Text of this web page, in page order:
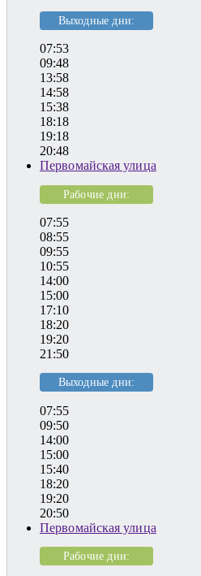
Выходные дни:
07:53
09:48
13:58
14:58
15:38
18:18
19:18
20:48
Первомайская улица
Рабочие дни:
07:55
08:55
09:55
10:55
14:00
15:00
17:10
18:20
19:20
21:50
Выходные дни:
07:55
09:50
14:00
15:00
15:40
18:20
19:20
20:50
Первомайская улица
Рабочие дни: